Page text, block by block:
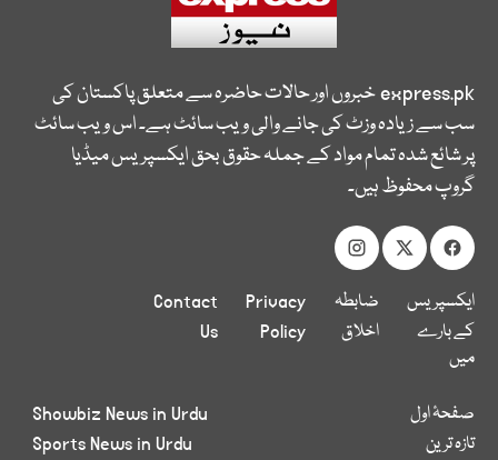
express.pkخبروں اور حالات حاضرہ سے متعلق پاکستان کی
سب سے زیادہ وزٹ کی جانے والی ویب سائٹ ہے۔ اس ویب سائٹ
پر شائع شدہ تمام مواد کے جملہ حقوق بحق ایکسپریس میڈیا
گروپ محفوظ ہیں۔
ایکسپریس
کے بارے
میں
ضابطہ
اخلاق
Privacy
Policy
Contact
Us
صفحۂ اول
تازہ ترین
Showbiz News in Urdu
Sports News in Urdu